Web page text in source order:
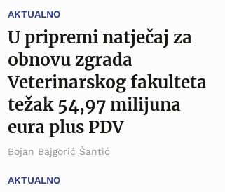
AKTUALNO
U pripremi natječaj za
obnovu zgrada
Veterinarskog fakulteta
težak 54,97 milijuna
eura plus PDV
Bojan Bajgorić Šantić
AKTUALNO